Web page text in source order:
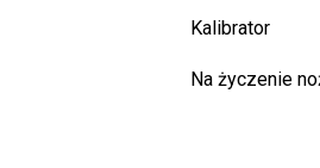
Kalibrator
Na życzenie